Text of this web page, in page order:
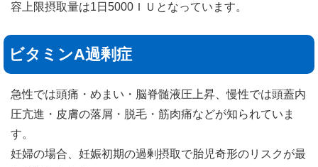
容上限摂取量は1日5000ＩＵとなっています。
ビタミンA過剰症
急性では頭痛・めまい・脳脊髄液圧上昇、慢性では頭蓋内
圧亢進・皮膚の落屑・脱毛・筋肉痛などが知られていま
す。
妊婦の場合、妊娠初期の過剰摂取で胎児奇形のリスクが最